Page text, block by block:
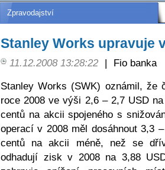
Zpravodajství
Stanley Works upravuje
11.12.2008 13:28:22 |
Fio banka
Stanley Works (SWK) oznámil,
roce 2008 ve výši 2,6 – 2,7 USD
centů na akcii spojeného s
operací v 2008 měl dosáhnout 3,3
centů na akcii méně, než se
odhadují zisk v 2008 na 3,88